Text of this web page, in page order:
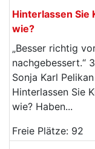
Hinterlassen Sie
wie?
„Besser richtig
nachgebessert.“
Sonja Karl
Hinterlassen Sie
wie? Haben...
Freie Plätze: 92